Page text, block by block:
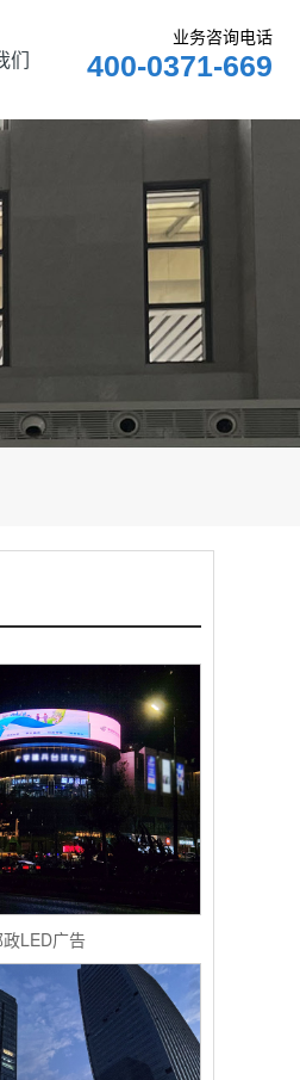
们
业务咨询电话
400-0371-669
政LED广告